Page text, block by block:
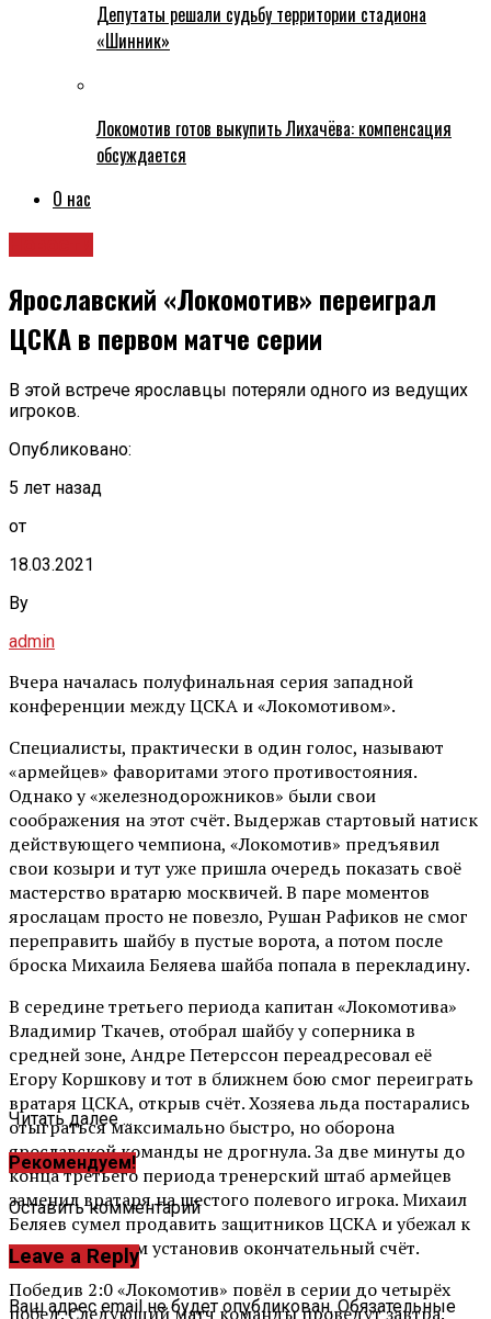
Депутаты решали судьбу территории стадиона
«Шинник»
Локомотив готов выкупить Лихачёва: компенсация
обсуждается
О нас
Ярославский «Локомотив» переиграл
ЦСКА в первом матче серии
В этой встрече ярославцы потеряли одного из ведущих
игроков.
Опубликовано:
5 лет назад
от
18.03.2021
By
admin
Вчера началась полуфинальная серия западной
конференции между ЦСКА и «Локомотивом».
Специалисты, практически в один голос, называют
«армейцев» фаворитами этого противостояния.
Однако у «железнодорожников» были свои
соображения на этот счёт. Выдержав стартовый натиск
действующего чемпиона, «Локомотив» предъявил
свои козыри и тут уже пришла очередь показать своё
мастерство вратарю москвичей. В паре моментов
ярослацам просто не повезло, Рушан Рафиков не смог
переправить шайбу в пустые ворота, а потом после
броска Михаила Беляева шайба попала в перекладину.
В середине третьего периода капитан «Локомотива»
Владимир Ткачев, отобрал шайбу у соперника в
средней зоне, Андре Петерссон переадресовал её
Егору Коршкову и тот в ближнем бою смог переиграть
вратаря ЦСКА, открыв счёт. Хозяева льда постарались
отыграться максимально быстро, но оборона
ярославской команды не дрогнула. За две минуты до
конца третьего периода тренерский штаб армейцев
заменил вратаря на шестого полевого игрока. Михаил
Беляев сумел продавить защитников ЦСКА и убежал к
пустым воротам установив окончательный счёт.
Победив 2:0 «Локомотив» повёл в серии до четырёх
побед. Следующий матч команды проведут завтра.
Читать далее ...
Рекомендуем!
Оставить комментарий
Leave a Reply
Ваш адрес email не будет опубликован. Обязательные